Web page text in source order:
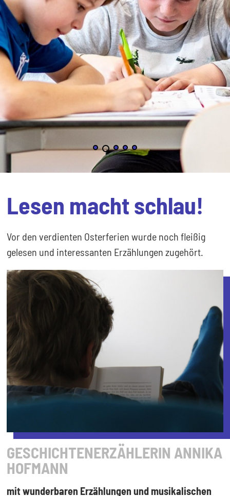
Lesen macht schlau!
Vor den verdienten Osterferien wurde noch fleißig
gelesen und interessanten Erzählungen zugehört.
GESCHICHTENERZÄHLERIN ANNIKA
HOFMANN
mit wunderbaren Erzählungen und musikalischen